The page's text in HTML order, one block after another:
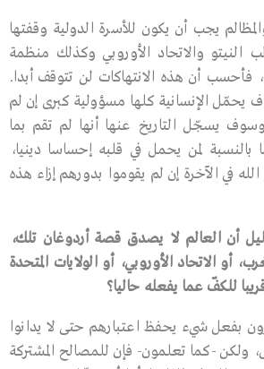
يجب أن يكون للأسرة الدولية وقفتها
النيتو والاتحاد الأوروبي وكذلك منظمة
فأحسب أن هذه الانتهاكات لن تتوقف أبدا.
يحمّل الإنسانية كلها مسؤولية كبرى إن لم
يسجّل التاريخ عنها أنها لم تقم بما
بالنسبة لمن يحمل في قلبه إحساسا دينيا،
في الآخرة إن لم يقوموا بدورهم إزاء هذه
أن العالم لا يصدق قصة أردوغان تلك،
أو الاتحاد الأوروبي، أو الولايات المتحدة
للكفّ عما يفعله حاليا؟
بفعل شيء يحفظ اعتبارهم حتى لا يدانوا
ولكن -كما تعلمون- فإن للمصالح المشتركة